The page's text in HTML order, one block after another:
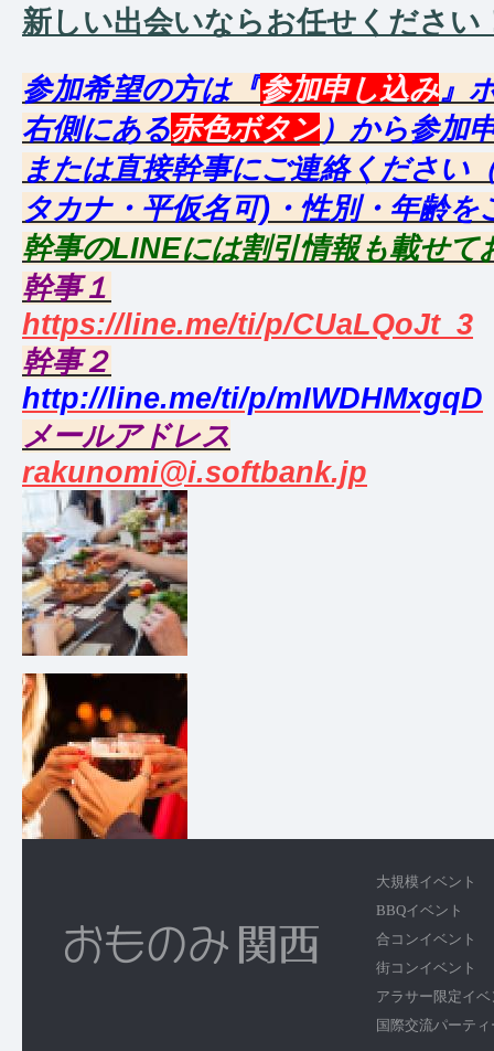
新しい出会いならお任せください
参加希望の方は『参加申し込み』
右側にある赤色ボタン ）から参加
または直接幹事にご連絡ください
タカナ・平仮名可)・性別・年齢を
幹事のLINEには割引情報も載せて
幹事１
https://line.me/ti/p/CUaLQoJt_3
幹事２
http://line.me/ti/p/mIWDHMxgqD
メールアドレス
rakunomi@i.softbank.jp
大規模イベント
BBQイベント
合コンイベント
街コンイベント
アラサー限定イベ
国際交流パーティ